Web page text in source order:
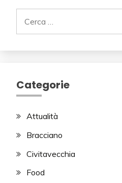
per:
Categorie
Attualità
Bracciano
Civitavecchia
Food